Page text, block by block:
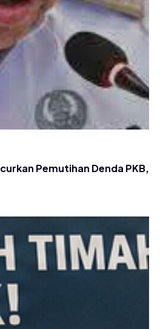
Pemutihan Denda PKB,